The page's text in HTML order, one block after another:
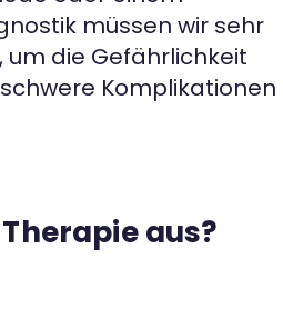
müssen wir sehr
die Gefährlichkeit
Komplikationen
aus?